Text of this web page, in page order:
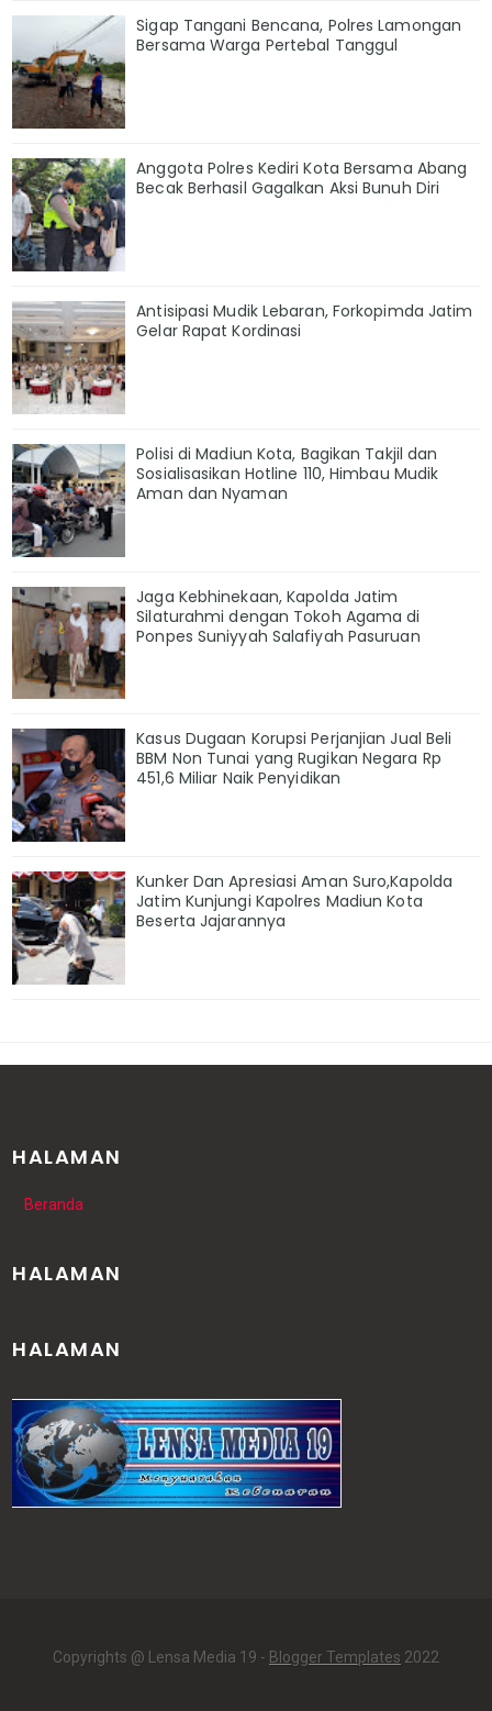
Sigap Tangani Bencana, Polres Lamongan
Bersama Warga Pertebal Tanggul
Anggota Polres Kediri Kota Bersama Abang
Becak Berhasil Gagalkan Aksi Bunuh Diri
Antisipasi Mudik Lebaran, Forkopimda Jatim
Gelar Rapat Kordinasi
Polisi di Madiun Kota, Bagikan Takjil dan
Sosialisasikan Hotline 110, Himbau Mudik
Aman dan Nyaman
Jaga Kebhinekaan, Kapolda Jatim
Silaturahmi dengan Tokoh Agama di
Ponpes Suniyyah Salafiyah Pasuruan
Kasus Dugaan Korupsi Perjanjian Jual Beli
BBM Non Tunai yang Rugikan Negara Rp
451,6 Miliar Naik Penyidikan
Kunker Dan Apresiasi Aman Suro,Kapolda
Jatim Kunjungi Kapolres Madiun Kota
Beserta Jajarannya
HALAMAN
Beranda
HALAMAN
HALAMAN
Copyrights @ Lensa Media 19 - Blogger Templates 2022